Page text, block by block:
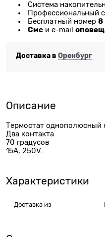
Система
Профессиональный
Бесплатный номер 8
Смс и e-mail
Доставка в Оренбург
Описание
Термостат однополюсный
Два контакта
70 градусов
15А, 250V.
Характеристики
Доставка из